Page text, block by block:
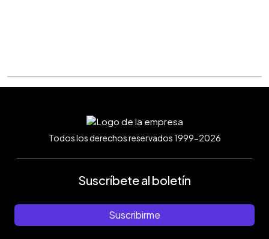
Todos los derechos reservados 1999-2026
Suscríbete al boletín
Suscribirme